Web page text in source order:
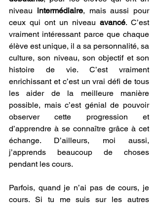
niveau intermédiaire, mais aussi pour
ceux qui ont un niveau avancé. C’est
vraiment intéressant parce que chaque
élève est unique, il a sa personnalité, sa
culture, son niveau, son objectif et son
histoire de vie. C’est vraiment
enrichissant et c’est un vrai défi de tous
les aider de la meilleure manière
possible, mais c’est génial de pouvoir
observer cette progression et
d’apprendre à se connaître grâce à cet
échange. D’ailleurs, moi aussi,
j’apprends beaucoup de choses
pendant les cours.
Parfois, quand je n’ai pas de cours, je
cours. Si tu me suis sur les autres